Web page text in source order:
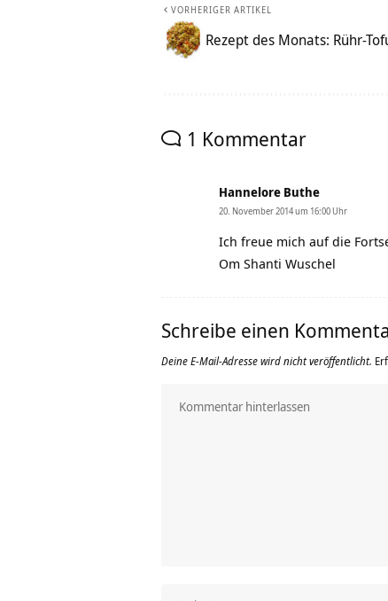
VORHERIGER ARTIKEL
Rezept des Monats: Rühr-
1 Kommentar
Hannelore Buthe
20. November 2014 um 16:00 Uhr
Ich freue mich auf die
Om Shanti Wuschel
Schreibe einen
Deine E-Mail-Adresse wird nicht veröffentlicht.